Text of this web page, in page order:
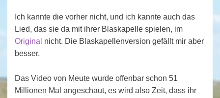
Ich kannte die vorher nicht, und ich kannte auch das
Lied, das sie da mit ihrer Blaskapelle spielen, im
Original nicht. Die Blaskapellenversion gefällt mir aber
besser.
Das Video von Meute wurde offenbar schon 51
Millionen Mal angeschaut, es wird also Zeit, dass ihr